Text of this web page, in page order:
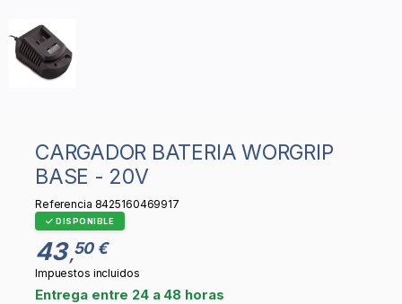
CARGADOR BATERIA WORGRIP
BASE - 20V
Referencia 8425160469917
DISPONIBLE
43 ,50 €
Impuestos incluidos
Entrega entre 24 a 48 horas